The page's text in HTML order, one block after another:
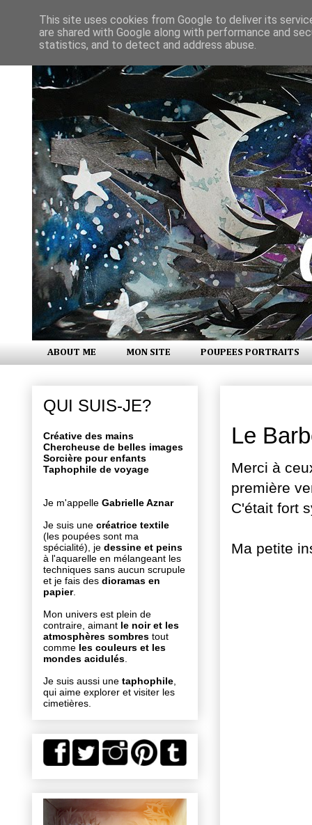
ABOUT ME MON SITE POUPEES PORTRAITS
Le
Merci à
première
C'était fort
Ma petite
QUI SUIS-JE?
Créative des mains
Chercheuse de belles images
Sorcière pour enfants
Taphophile de voyage
Je m'appelle Gabrielle Aznar
Je suis une créatrice textile
(les poupées sont ma
spécialité), je dessine et peins
à l'aquarelle en mélangeant les
techniques sans aucun scrupule
et je fais des dioramas en
papier.
Mon univers est plein de
contraire, aimant le noir et les
atmosphères sombres tout
comme les couleurs et les
mondes acidulés
Je suis aussi une taphophile
qui aime explorer et visiter les
cimetières.
This site uses cookies from Google to deliver its
are shared with Google along with performance and
statistics, and to detect and address abuse.